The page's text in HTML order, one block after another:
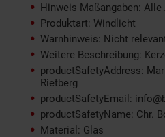
Hinweis Maßangaben:
Produktart: Windlicht
Warnhinweis: Nicht
Weitere Beschreibung:
productSafetyAddress:
Rietberg
productSafetyEmail:
productSafetyName: Chr.
Material: Glas